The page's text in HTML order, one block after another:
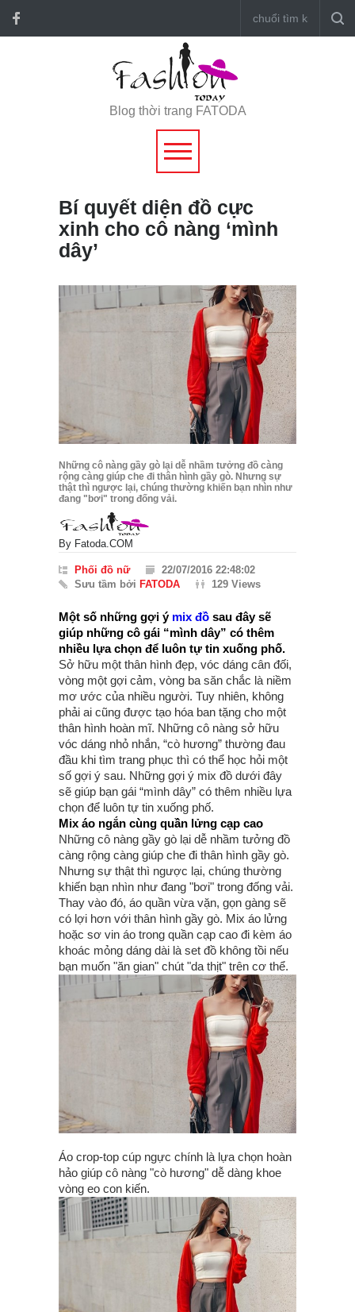
Blog thời trang FATODA
Bí quyết diện đồ cực
xinh cho cô nàng ‘mình
dây’
Những cô nàng gầy gò lại dễ nhầm tưởng đồ càng
rộng càng giúp che đi thân hình gầy gò. Nhưng sự
thật thì ngược lại, chúng thường khiến bạn nhìn như
đang "bơi" trong đống vải.
By Fatoda.COM
Phối đồ nữ
22/07/2016 22:48:02
Sưu tầm bởi FATODA 129 Views
Một số những gợi ý mix đồ sau đây sẽ
giúp những cô gái “mình dây” có thêm
nhiều lựa chọn để luôn tự tin xuống phố.
Sở hữu một thân hình đẹp, vóc dáng cân đối,
vòng một gợi cảm, vòng ba săn chắc là niềm
mơ ước của nhiều người. Tuy nhiên, không
phải ai cũng được tạo hóa ban tặng cho một
thân hình hoàn mĩ. Những cô nàng sở hữu
vóc dáng nhỏ nhắn, “cò hương” thường đau
đầu khi tìm trang phục thì có thể học hỏi một
số gợi ý sau. Những gợi ý mix đồ dưới đây
sẽ giúp bạn gái “mình dây” có thêm nhiều lựa
chọn để luôn tự tin xuống phố.
Mix áo ngắn cùng quần lửng cạp cao
Những cô nàng gầy gò lại dễ nhầm tưởng đồ
càng rộng càng giúp che đi thân hình gầy gò.
Nhưng sự thật thì ngược lại, chúng thường
khiến bạn nhìn như đang "bơi" trong đống vải.
Thay vào đó, áo quần vừa vặn, gọn gàng sẽ
có lợi hơn với thân hình gầy gò. Mix áo lửng
hoặc sơ vin áo trong quần cạp cao đi kèm áo
khoác mỏng dáng dài là set đồ không tồi nếu
bạn muốn "ăn gian" chút "da thịt" trên cơ thể.
Áo crop-top cúp ngực chính là lựa chọn hoàn
hảo giúp cô nàng "cò hương" dễ dàng khoe
vòng eo con kiến.